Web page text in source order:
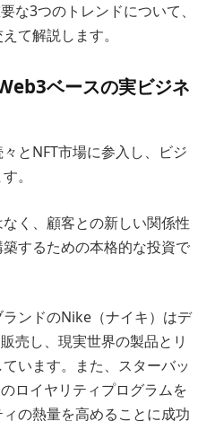
な3つのトレンドについて、
て解説します。
ベースの実ビジネ
とNFT市場に参入し、ビジ
。
く、顧客との新しい関係性
築するための本格的な投資で
ンドのNike（ナイキ）はデ
売し、現実世界の製品とリ
います。また、スターバッ
ロイヤリティプログラムを
の熱量を高めることに成功